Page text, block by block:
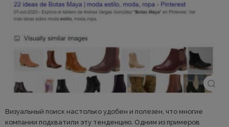
Визуальный поиск настолько удобен и полезен, что многие
компании подхватили эту тенденцию. Одним из примеров